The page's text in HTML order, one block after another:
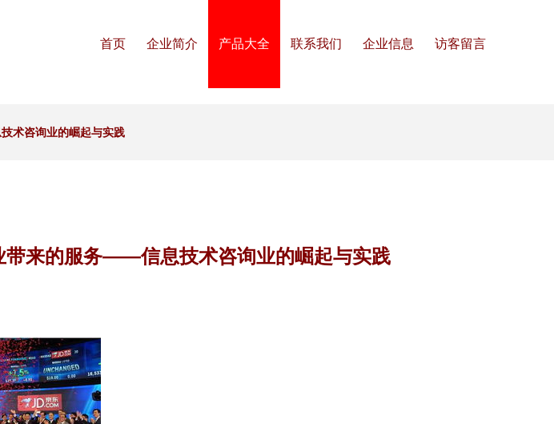
首页 企业简介 产品大全 联系我们 企业信息 访客留言
术咨询业的崛起与实践
带来的服务——信息技术咨询业的崛起与实践